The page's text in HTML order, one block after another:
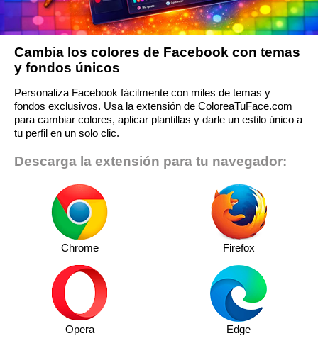
Cambia los colores de Facebook con temas
y fondos únicos
Personaliza Facebook fácilmente con miles de temas y
fondos exclusivos. Usa la extensión de ColoreaTuFace.com
para cambiar colores, aplicar plantillas y darle un estilo único a
tu perfil en un solo clic.
Descarga la extensión para tu navegador:
Chrome Firefox
Opera Edge